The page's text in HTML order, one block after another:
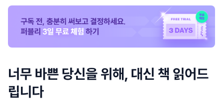
너무 바쁜 당신을 위해, 대신 책 읽어드
립니다